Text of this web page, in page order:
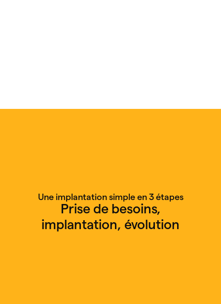
Une implantation simple en 3 étapes
Prise de besoins,
implantation, évolution